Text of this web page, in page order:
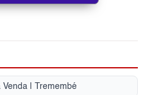
| Tremembé